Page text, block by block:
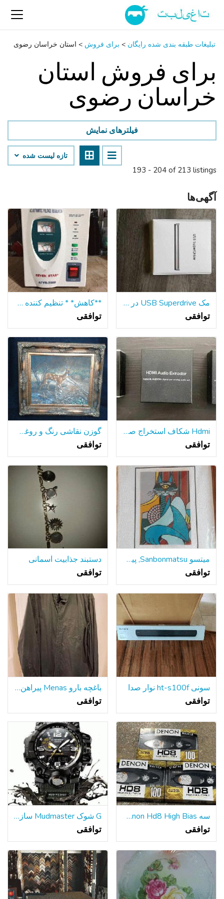
تبلیغات طبقه بندی شده رایگان > برای فروش > استان خراسان رضوی
برای فروش استان
خراسان رضوی
193 - 204 of 213 listings
فیلترهای نمایش
تازه لیست شده
آگهی‌ها
مک USB Superdrive در درایو دیسک
توافقی
**کاهش* * تنظیم کننده ولتاژ ATVR
توافقی
Hdmi شکاف استخراج صوتی
توافقی
گوزن نقاشی رنگ و روغن 29 ایکس 33.125 که در.
توافقی
میتسو Sanbonmatsu, پیکاسو گربه, و پیر (گربه)
توافقی
دستبند جذابیت آسمانی
توافقی
سونی ht-s100f نوار صدا
توافقی
باغچه بارو Menas پیراهن آستین بلند
توافقی
سه Denon Hd8 High Bias / نوع II 100 دقیقه کاست ذرات فلزی
توافقی
G شوک Mudmaster سازمان دیده بان
توافقی